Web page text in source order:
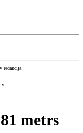
redakcija
metrs